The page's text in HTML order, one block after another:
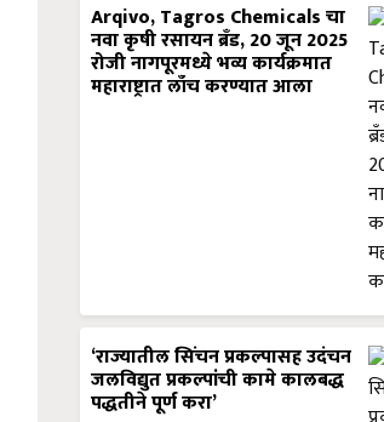
Arqivo, Tagros Chemicals चा
नवा कृषी रसायन ब्रँड, 20 जून 2025
रोजी नागपूरमध्ये भव्य कार्यक्रमात
महाराष्ट्रात लाँच करण्यात आला
‘राज्यातील सिंचन प्रकल्पासह उदंचन
जलविद्युत प्रकल्पांची कामे कालबद्ध
पद्धतीने पूर्ण करा’